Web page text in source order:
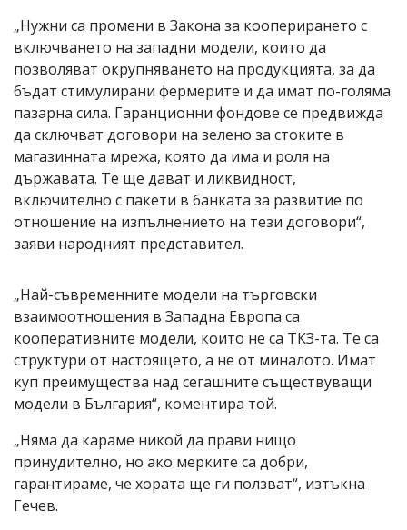
„Нужни са промени в Закона за кооперирането с
включването на западни модели, които да
позволяват окрупняването на продукцията, за да
бъдат стимулирани фермерите и да имат по-голяма
пазарна сила. Гаранционни фондове се предвижда
да сключват договори на зелено за стоките в
магазинната мрежа, която да има и роля на
държавата. Те ще дават и ликвидност,
включително с пакети в банката за развитие по
отношение на изпълнението на тези договори“,
заяви народният представител.
„Най-съвременните модели на търговски
взаимоотношения в Западна Европа са
кооперативните модели, които не са ТКЗ-та. Те са
структури от настоящето, а не от миналото. Имат
куп преимущества над сегашните съществуващи
модели в България“, коментира той.
„Няма да караме никой да прави нищо
принудително, но ако мерките са добри,
гарантираме, че хората ще ги ползват“, изтъкна
Гечев.